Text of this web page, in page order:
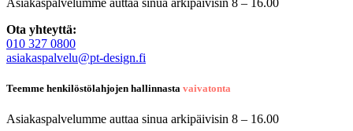
Ota yhteyttä:
010 327 0800
asiakaspalvelu@pt-design.fi
Teemme henkilöstölahjojen hallinnasta vaivatonta
Asiakaspalvelumme auttaa sinua arkipäivisin 8 – 16.00